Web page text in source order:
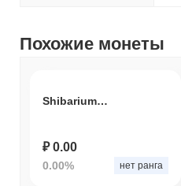
Похожие монеты
ShibariumPad
₽ 0.00
0.00% нет ранга